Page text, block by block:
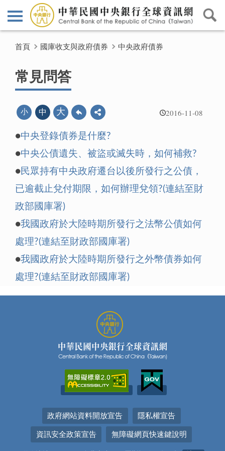
首頁 國庫收支與政府債券 中央政府債券
常見問答
2016-11-08
小 中 大
●中央登錄債券是什麼?
●中央公債遺失、被盜或滅失時，如何補救?
●民眾持有中央政府遷台以後所發行之公債，
已逾截止兌付期限，如何辦理兌領?(連結至財
政部國庫署)
●我國政府於大陸時期所發行之法幣公債如何
處理?(連結至財政部國庫署)
●我國政府於大陸時期所發行之外幣債券如何
處理?(連結至財政部國庫署)
政府網站資料開放宣告 隱私權宣告
資訊安全政策宣告 無障礙網頁快速鍵說明